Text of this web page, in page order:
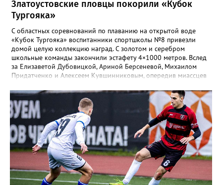
Златоустовские пловцы покорили «Кубок
Тургояка»
С областных соревнований по плаванию на открытой воде
«Кубок Тургояка» воспитанники спортшколы №8 привезли
домой целую коллекцию наград. С золотом и серебром
школьные команды закончили эстафету 4×1000 метров. Вслед
за Елизаветой Дубовицкой, Ариной Берсеневой, Михаилом
Придатченко и Алексеем Кувшинниковым, опередив миассцев
Анастасия Лущикова, Дмитрий Векшин и Макар Смирнов.
Золото на тысяче метрах среди девушек 14–16 лет забрала
Арина Берсенева, чуть отстала от неё Софья Новикова. На трёх
тысячах метров с выбыванием среди юношей первым стал
Ярослав Верещагин, третьим — Михаил Придатченко. А в
заплыве на три тысячи 3000 метров пьедестал оказался
полностью златоустовским. На него поднялись Софья
Колесникова, Арина Берсенева и Елизавета Дубовицкая. Всего
в «Кубке Тургояка» на старт вышли 155 спортсменов из
Златоуста, Миасса, Челябинска, Пласта и Южноуральска.